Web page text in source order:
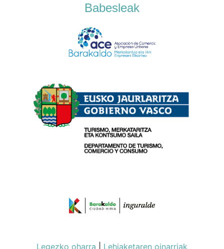
Babesleak
Legezko oharra Lehiaketaren oinarriak